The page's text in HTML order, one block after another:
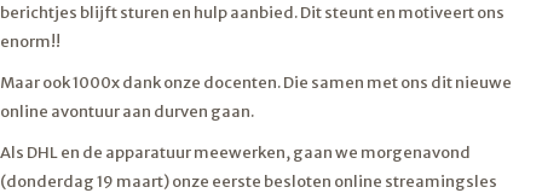
berichtjes blijft sturen en hulp aanbied. Dit steunt en motiveert ons
enorm!!
Maar ook 1000x dank onze docenten. Die samen met ons dit nieuwe
online avontuur aan durven gaan.
Als DHL en de apparatuur meewerken, gaan we morgenavond
(donderdag 19 maart) onze eerste besloten online streamingsles